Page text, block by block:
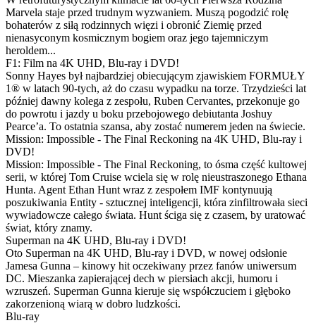
Marvela staje przed trudnym wyzwaniem. Muszą pogodzić rolę
bohaterów z siłą rodzinnych więzi i obronić Ziemię przed
nienasyconym kosmicznym bogiem oraz jego tajemniczym
heroldem...
F1: Film na 4K UHD, Blu-ray i DVD!
Sonny Hayes był najbardziej obiecującym zjawiskiem FORMUŁY
1® w latach 90-tych, aż do czasu wypadku na torze. Trzydzieści lat
później dawny kolega z zespołu, Ruben Cervantes, przekonuje go
do powrotu i jazdy u boku przebojowego debiutanta Joshuy
Pearce’a. To ostatnia szansa, aby zostać numerem jeden na świecie.
Mission: Impossible - The Final Reckoning na 4K UHD, Blu-ray i
DVD!
Mission: Impossible - The Final Reckoning, to ósma część kultowej
serii, w której Tom Cruise wciela się w rolę nieustraszonego Ethana
Hunta. Agent Ethan Hunt wraz z zespołem IMF kontynuują
poszukiwania Entity - sztucznej inteligencji, która zinfiltrowała sieci
wywiadowcze całego świata. Hunt ściga się z czasem, by uratować
świat, który znamy.
Superman na 4K UHD, Blu-ray i DVD!
Oto Superman na 4K UHD, Blu-ray i DVD, w nowej odsłonie
Jamesa Gunna – kinowy hit oczekiwany przez fanów uniwersum
DC. Mieszanka zapierającej dech w piersiach akcji, humoru i
wzruszeń. Superman Gunna kieruje się współczuciem i głęboko
zakorzenioną wiarą w dobro ludzkości.
Blu-ray